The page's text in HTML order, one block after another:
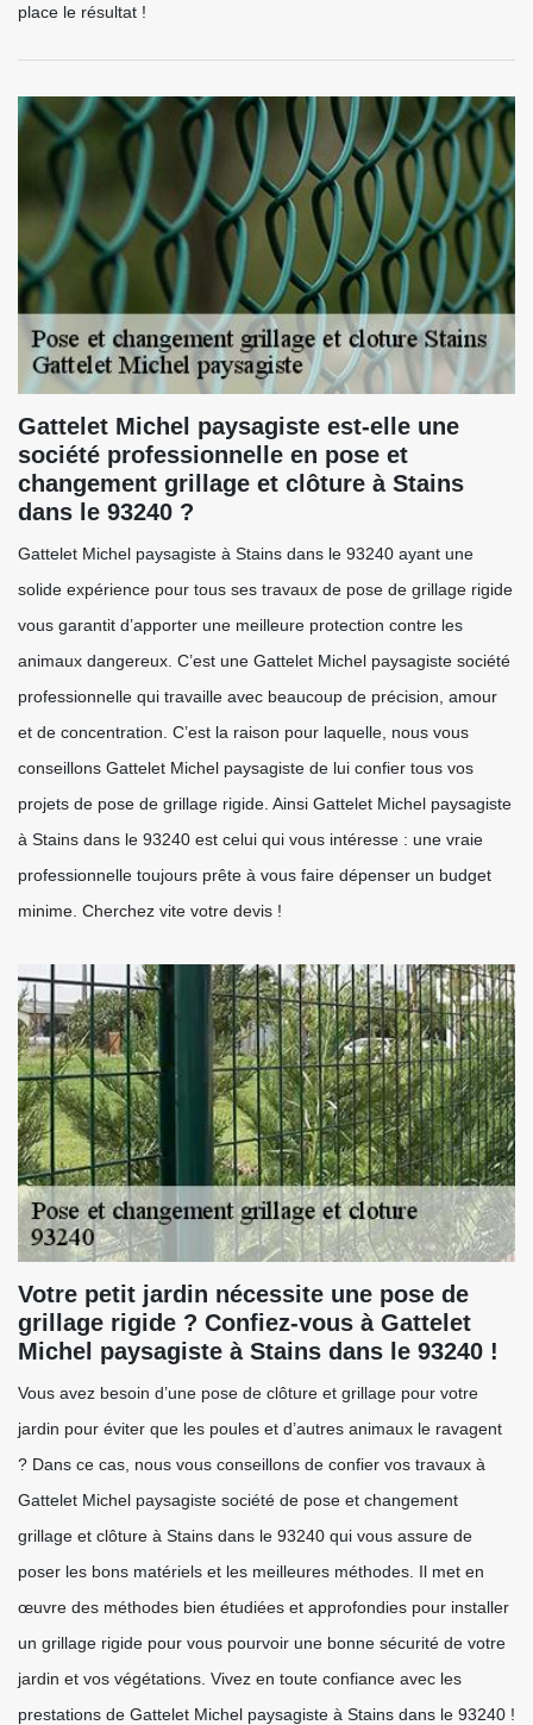
place le résultat !
Gattelet Michel paysagiste est-elle une
société professionnelle en pose et
changement grillage et clôture à Stains
dans le 93240 ?
Gattelet Michel paysagiste à Stains dans le 93240 ayant une
solide expérience pour tous ses travaux de pose de grillage rigide
vous garantit d’apporter une meilleure protection contre les
animaux dangereux. C’est une Gattelet Michel paysagiste société
professionnelle qui travaille avec beaucoup de précision, amour
et de concentration. C’est la raison pour laquelle, nous vous
conseillons Gattelet Michel paysagiste de lui confier tous vos
projets de pose de grillage rigide. Ainsi Gattelet Michel paysagiste
à Stains dans le 93240 est celui qui vous intéresse : une vraie
professionnelle toujours prête à vous faire dépenser un budget
minime. Cherchez vite votre devis !
Votre petit jardin nécessite une pose de
grillage rigide ? Confiez-vous à Gattelet
Michel paysagiste à Stains dans le 93240 !
Vous avez besoin d’une pose de clôture et grillage pour votre
jardin pour éviter que les poules et d’autres animaux le ravagent
? Dans ce cas, nous vous conseillons de confier vos travaux à
Gattelet Michel paysagiste société de pose et changement
grillage et clôture à Stains dans le 93240 qui vous assure de
poser les bons matériels et les meilleures méthodes. Il met en
œuvre des méthodes bien étudiées et approfondies pour installer
un grillage rigide pour vous pourvoir une bonne sécurité de votre
jardin et vos végétations. Vivez en toute confiance avec les
prestations de Gattelet Michel paysagiste à Stains dans le 93240 !